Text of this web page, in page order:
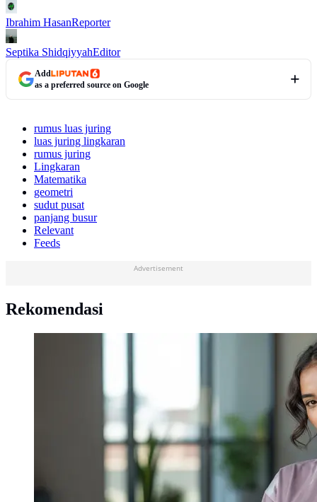
Ibrahim HasanReporter
Septika ShidqiyyahEditor
Add
as a preferred source on Google
rumus luas juring
luas juring lingkaran
rumus juring
Lingkaran
Matematika
geometri
sudut pusat
panjang busur
Relevant
Feeds
Advertisement
Rekomendasi